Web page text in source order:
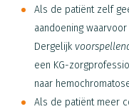
Als de patiënt zelf
aandoening
Dergelijk
een KG-
naar
Als de patiënt meer